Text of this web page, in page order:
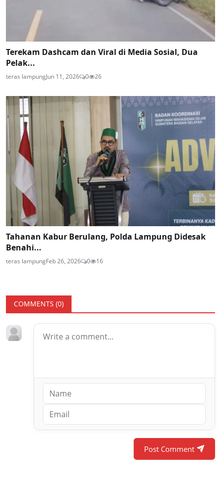
Terekam Dashcam dan Viral di Media Sosial, Dua
Pelak...
teras lampungJun 11, 2026 0 26
Tahanan Kabur Berulang, Polda Lampung Didesak
Benahi...
teras lampungFeb 26, 2026 0 16
COMMENTS (0)
Post Comment